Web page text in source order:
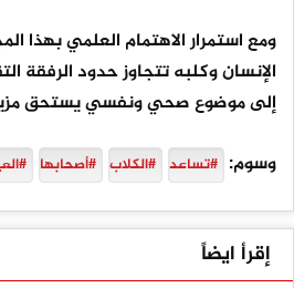
ومع استمرار الاهتمام العلمي بهذا
الإنسان وكلبه تتجاوز حدود الرفقة
إلى موضوع صحي ونفسي يستحق
وسوم: #تساعد #الكلاب #أصحابها
إقرأ ايضاً